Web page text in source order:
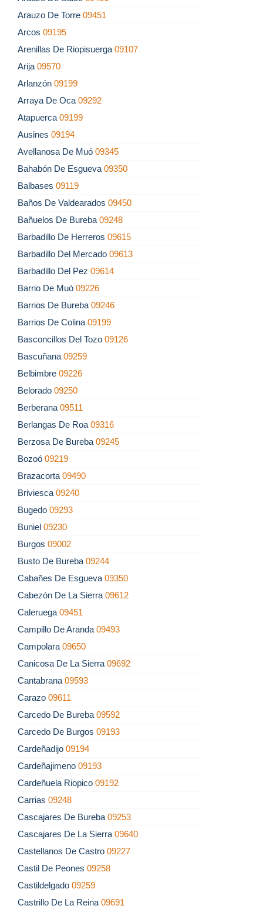
Arauzo De Torre 09451
Arcos 09195
Arenillas De Riopisuerga 09107
Arija 09570
Arlanzón 09199
Arraya De Oca 09292
Atapuerca 09199
Ausines 09194
Avellanosa De Muó 09345
Bahabón De Esgueva 09350
Balbases 09119
Baños De Valdearados 09450
Bañuelos De Bureba 09248
Barbadillo De Herreros 09615
Barbadillo Del Mercado 09613
Barbadillo Del Pez 09614
Barrio De Muó 09226
Barrios De Bureba 09246
Barrios De Colina 09199
Basconcillos Del Tozo 09126
Bascuñana 09259
Belbimbre 09226
Belorado 09250
Berberana 09511
Berlangas De Roa 09316
Berzosa De Bureba 09245
Bozoó 09219
Brazacorta 09490
Briviesca 09240
Bugedo 09293
Buniel 09230
Burgos 09002
Busto De Bureba 09244
Cabañes De Esgueva 09350
Cabezón De La Sierra 09612
Caleruega 09451
Campillo De Aranda 09493
Campolara 09650
Canicosa De La Sierra 09692
Cantabrana 09593
Carazo 09611
Carcedo De Bureba 09592
Carcedo De Burgos 09193
Cardeñadijo 09194
Cardeñajimeno 09193
Cardeñuela Riopico 09192
Carrias 09248
Cascajares De Bureba 09253
Cascajares De La Sierra 09640
Castellanos De Castro 09227
Castil De Peones 09258
Castildelgado 09259
Castrillo De La Reina 09691